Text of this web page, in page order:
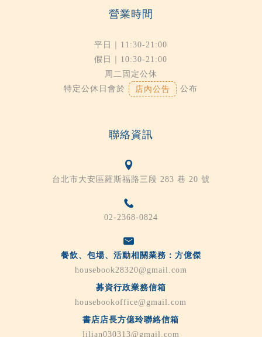
營業時間
平日｜11:30-21:00
假日｜10:30-21:00
周二固定公休
特定公休日會於
店內公告 公布
聯絡資訊
台北市大安區羅斯福路三段 283 巷 20 號
02-2368-0824
餐飲、包場、活動相關業務：方億傑
housebook28320@gmail.com
募資行政業務信箱
housebookoffice@gmail.com
書店店長方億玲聯絡信箱
lilian030313@gmail.com